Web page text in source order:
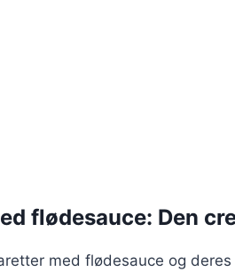
flødesauce: Den
med flødesauce og